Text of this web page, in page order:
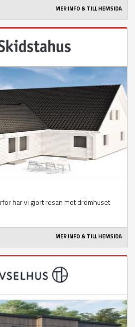
MER INFO & TILL HEMSIDA
har vi gjort resan mot drömhuset
MER INFO & TILL HEMSIDA